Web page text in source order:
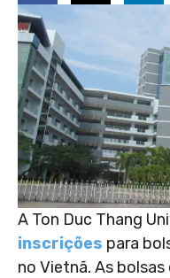
A Ton Duc Thang
inscrições para
no Vietnã. As